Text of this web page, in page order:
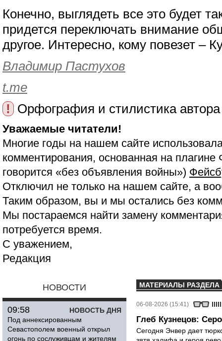
Конечно, выглядеть все это будет
придется переключать внимание
другое. Интересно, кому повезет –
Владимир Пастухов
t.me
!
Орфография и стилистика
Уважаемые читатели!
Многие годы на нашем сайте
комментирования, основанная на
говорится «без объявления войны»)
Отключил не только на нашем сайте, а
Таким образом, вы и мы остались без
Мы постараемся найти замену
потребуется время.
С уважением,
Редакция
НОВОСТИ
НОВОСТЬ ДНЯ
09:58
Под аннексированным
Севастополем военный открыл
огонь по сослуживцам и жителям
МАТЕРИАЛЫ РАЗДЕЛА
06-08-2026 (15:41)
Глеб Кузнецов:
Сегодня Энвер дает